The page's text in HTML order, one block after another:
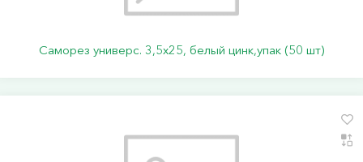
Саморез универс. 3,5х25, белый цинк,упак (50 шт)